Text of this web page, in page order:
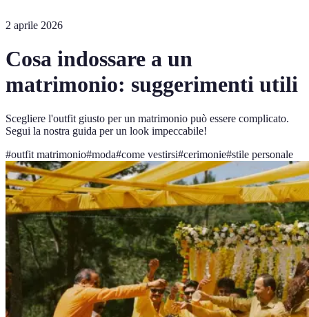
2 aprile 2026
Cosa indossare a un
matrimonio: suggerimenti utili
Scegliere l'outfit giusto per un matrimonio può essere complicato.
Segui la nostra guida per un look impeccabile!
#outfit matrimonio#moda#come vestirsi#cerimonie#stile personale